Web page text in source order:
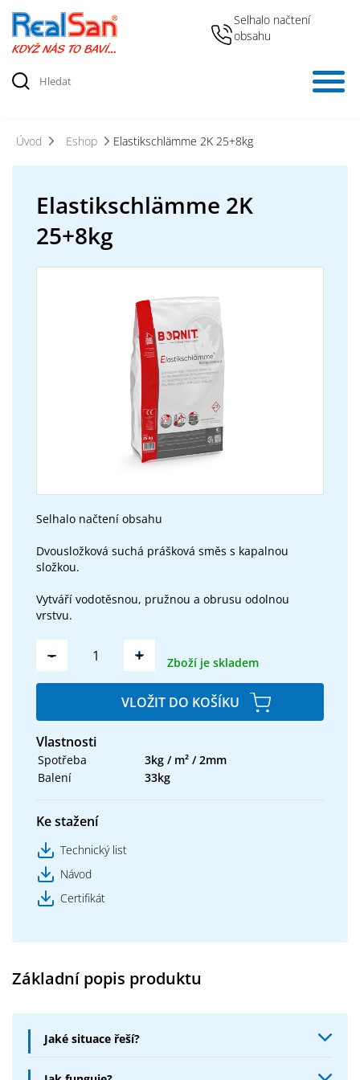
Selhalo načtení
obsahu
Úvod Eshop Elastikschlämme 2K 25+8kg
Elastikschlämme 2K
25+8kg
Selhalo načtení obsahu
Dvousložková suchá prášková směs s kapalnou
složkou.
Vytváří vodotěsnou, pružnou a obrusu odolnou
vrstvu.
- + Zboží je skladem
VLOŽIT DO KOŠÍKU
Vlastnosti
Spotřeba
3kg / m² / 2mm
Balení
33kg
Ke stažení
Technický list
Návod
Certifikát
Základní popis produktu
Jaké situace řeší?
Izolace podlah venku i uvnitř – balkony, terasy,